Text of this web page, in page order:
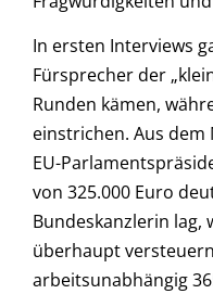
In ersten Interviews
Fürsprecher der
Runden kämen,
einstrichen. Aus dem
EU-
von 325.000 Euro
Bundeskanzlerin lag,
überhaupt
arbeitsunabhängig